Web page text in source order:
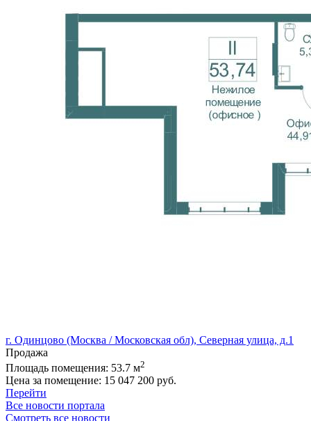
г. Одинцово (Москва / Московская обл), Северная улица, д.1
Продажа
Площадь помещения: 53.7 м2
Цена за помещение: 15 047 200 руб.
Перейти
Все новости портала
Смотреть все новости